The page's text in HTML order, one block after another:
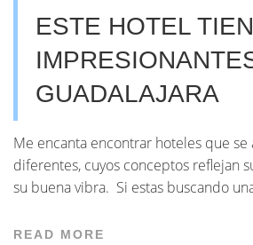
ESTE HOTEL
GUADALAJARA
Me encanta encontrar hoteles que se
diferentes, cuyos conceptos reflejan
su buena vibra. Si estas buscando
READ MORE